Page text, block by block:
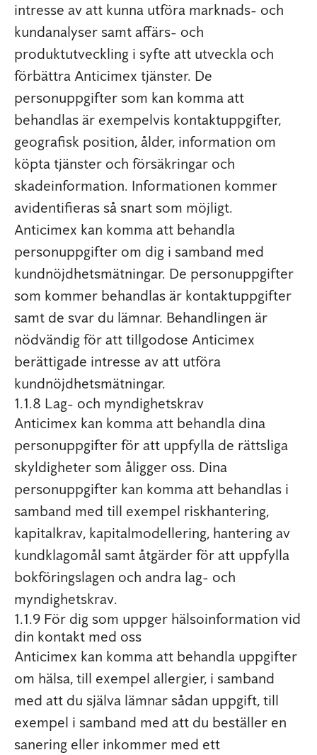
intresse av att kunna utföra marknads- och
kundanalyser samt affärs- och
produktutveckling i syfte att utveckla och
förbättra Anticimex tjänster. De
personuppgifter som kan komma att
behandlas är exempelvis kontaktuppgifter,
geografisk position, ålder, information om
köpta tjänster och försäkringar och
skadeinformation. Informationen kommer
avidentifieras så snart som möjligt.
Anticimex kan komma att behandla
personuppgifter om dig i samband med
kundnöjdhetsmätningar. De personuppgifter
som kommer behandlas är kontaktuppgifter
samt de svar du lämnar. Behandlingen är
nödvändig för att tillgodose Anticimex
berättigade intresse av att utföra
kundnöjdhetsmätningar.
1.1.8 Lag- och myndighetskrav
Anticimex kan komma att behandla dina
personuppgifter för att uppfylla de rättsliga
skyldigheter som åligger oss. Dina
personuppgifter kan komma att behandlas i
samband med till exempel riskhantering,
kapitalkrav, kapitalmodellering, hantering av
kundklagomål samt åtgärder för att uppfylla
bokföringslagen och andra lag- och
myndighetskrav.
1.1.9 För dig som uppger hälsoinformation vid
din kontakt med oss
Anticimex kan komma att behandla uppgifter
om hälsa, till exempel allergier, i samband
med att du själva lämnar sådan uppgift, till
exempel i samband med att du beställer en
sanering eller inkommer med ett